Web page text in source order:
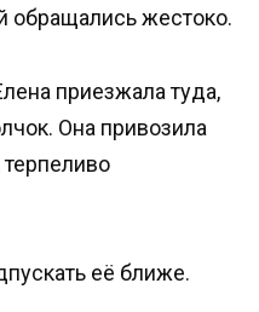
обращались жестоко.
приезжала туда,
Она привозила
терпеливо
её ближе.